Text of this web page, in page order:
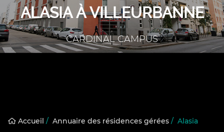
ALASIA À VILLEURBANNE
CARDINAL CAMPUS
Accueil / Annuaire des résidences gérées / Alasia